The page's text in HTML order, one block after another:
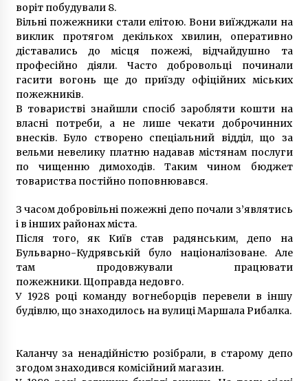
воріт побудували 8.
Вільні пожежники стали елітою. Вони виїжджали на
виклик протягом декількох хвилин, оперативно
діставались до місця пожежі, відчайдушно та
професійно діяли. Часто добровольці починали
гасити вогонь ще до приїзду офіційних міських
пожежників.
В товаристві знайшли спосіб заробляти кошти на
власні потреби, а не лише чекати доброчинних
внесків. Було створено спеціальний відділ, що за
вельми невелику платню надавав містянам послуги
по чищенню димоходів. Таким чином бюджет
товариства постійно поповнювався.
З часом добровільні пожежні депо почали з’являтись
і в інших районах міста.
Після того, як Київ став радянським, депо на
Бульварно-Кудрявській було націоналізоване. Але
там продовжували працювати
пожежники. Щоправда недовго.
У 1928 році команду вогнеборців перевели в іншу
будівлю, що знаходилось на вулиці Маршала Рибалка.
Каланчу за ненадійністю розібрали, в старому депо
згодом знаходився комісійний магазин.